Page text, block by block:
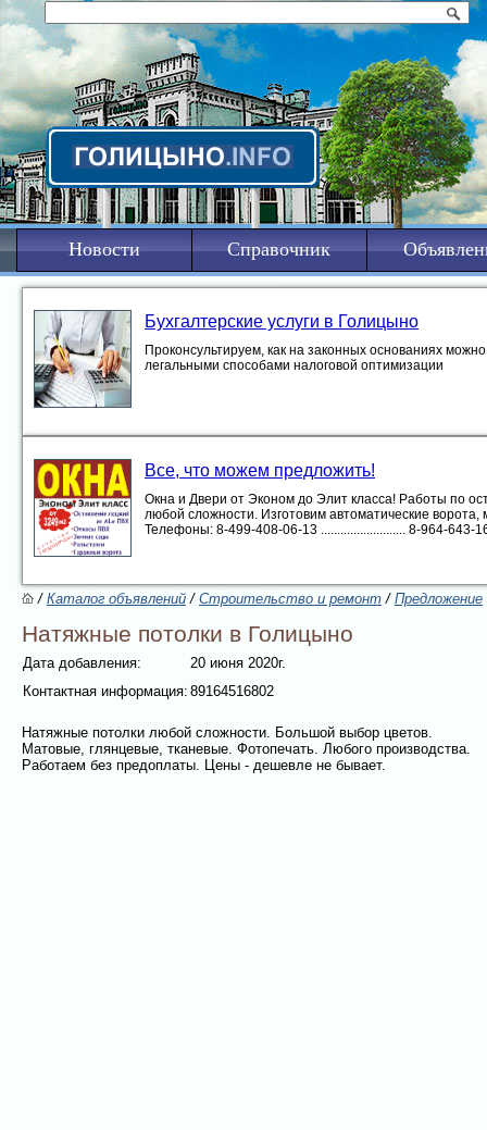
Новости Справочник
Бухгалтерские услуги в Голицыно
Проконсультируем, как на законных основаниях
легальными способами налоговой оптимизации
Все, что можем предложить!
Окна и Двери от Эконом до Элит класса! Работы по
любой сложности. Изготовим автоматические ворота,
Телефоны: 8-499-408-06-13 .......................... 8-964-643-
/Каталог объявлений/Строительство и ремонт/Предложение
Натяжные потолки в Голицыно
Дата добавления:
20 июня 2020г.
Контактная информация:89164516802
Натяжные потолки любой сложности. Большой выбор цветов.
Матовые, глянцевые, тканевые. Фотопечать. Любого производства.
Работаем без предоплаты. Цены - дешевле не бывает.